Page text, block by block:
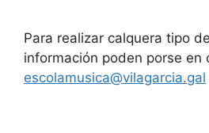
Para realizar calquera tipo
información poden porse en
escolamusica@vilagarcia.gal